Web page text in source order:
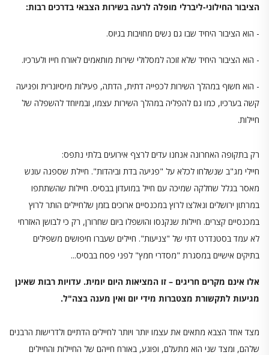
הציבור החילוני-ליברלי מופלה לרעה בשירות הצבאי בדרכים רבות:
- הוא הציבור היחיד שבו גם נשים מחויבות בגיוס.
- הוא הציבור היחיד שלא זוכה למסלולי שירות מותאמים לאורח חייו ולערכיו.
- הוא חשוף במהלך השירות לכפייה דתית, הדתה, פעילות מיסיונרית ופגיעה
קשה בערכיו, כמו גם להפליה במהלך השירות עצמו, ובמיוחד להשפלה של
חיילות.
רק בתקופה האחרונה אנחנו עדים לרצף אירועים בלתי נתפס:
חיילי מג"ב שנשלחו לכלא על "פגיעה בדת וביהדות". חיילת שספגה עונש
מאסר בגלל שחלקה שמיכה עם חייל במועדון בבסיס. חיילות שהשתתפו
במרתון ירושלים ונאלצו לרוץ במכנסיים ארוכים בזמן שלחיילים הותר לרוץ
במכנסיים קצרים. חיילות שנקנסו והושפלו ביום שחרורן, רק כי לבושן האזרחי
לא עמד בסטנדרט דתי של "צניעות". חיילים שעברו חיפושים משפילים
בתיקים אישיים במסגרת "מסדרי חמץ" לפני פסח בבסיס...
אלו אינם מקרים חריגים – זו המציאות היום יומית. עדויות רבות שאינן
מגיעות לתקשורת מצטברות מידי יום ואין מענה בצה"ל.
מצד אחד הצבא מתאים את עצמו יותר ויותר לחיילים הדתיים ולדרישות הרבנים
שלהם, ומצד שני הוא מתעלם, ופוגע, באורח חייהם של החיילות והחיילים